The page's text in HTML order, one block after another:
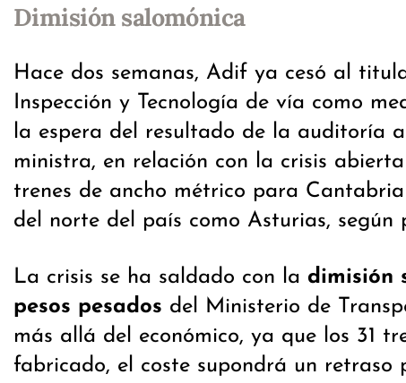
Dimisión salomónica
Hace dos semanas, Adif ya cesó al
Inspección y Tecnología de vía como
la espera del resultado de la auditoría
ministra, en relación con la crisis
trenes de ancho métrico para
del norte del país como Asturias, según
La crisis se ha saldado con la dimisión
pesos pesados del Ministerio de
más allá del económico, ya que los 31
fabricado, el coste supondrá un retraso